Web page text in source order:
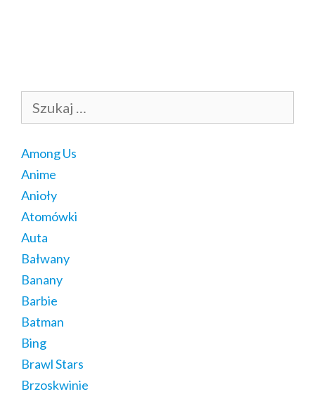
Among Us
Anime
Anioły
Atomówki
Auta
Bałwany
Banany
Barbie
Batman
Bing
Brawl Stars
Brzoskwinie